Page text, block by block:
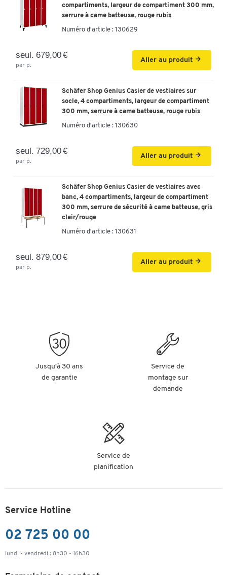
compartiments, largeur de compartiment 300 mm,
serrure à came batteuse, rouge rubis
Numéro d'article : 130629
seul. 679,00 €
par p.
Aller au produit
Schäfer Shop Genius Casier de vestiaires sur
socle, 4 compartiments, largeur de compartiment
300 mm, serrure à came batteuse, rouge rubis
Numéro d'article : 130630
seul. 729,00 €
par p.
Aller au produit
Schäfer Shop Genius Casier de vestiaires avec
banc, 4 compartiments, largeur de compartiment
300 mm, serrure de sécurité à came batteuse, gris
clair/rouge
Numéro d'article : 130631
seul. 879,00 €
par p.
Aller au produit
Jusqu'à 30 ans
de garantie
Service de
montage sur
demande
Service de
planification
Service Hotline
02 725 00 00
lundi - vendredi : 8h30 - 16h30